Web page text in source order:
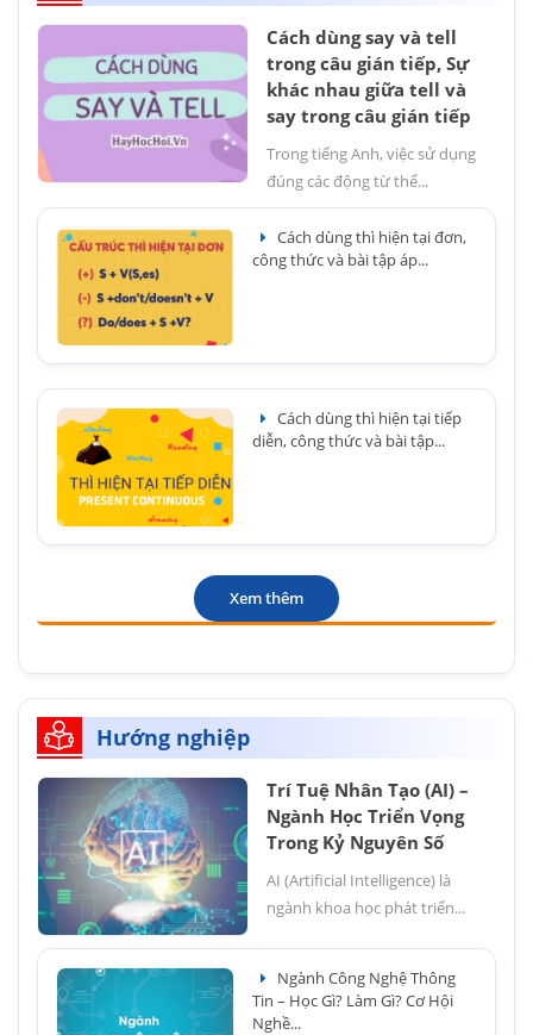
Cách dùng say và tell
trong câu gián tiếp, Sự
khác nhau giữa tell và
say trong câu gián tiếp
Trong tiếng Anh, việc sử dụng
đúng các động từ thể...
Cách dùng thì hiện tại đơn,
công thức và bài tập áp...
Cách dùng thì hiện tại tiếp
diễn, công thức và bài tập...
Xem thêm
Hướng nghiệp
Trí Tuệ Nhân Tạo (AI) –
Ngành Học Triển Vọng
Trong Kỷ Nguyên Số
AI (Artificial Intelligence) là
ngành khoa học phát triển...
Ngành Công Nghệ Thông
Tin – Học Gì? Làm Gì? Cơ Hội
Nghề...